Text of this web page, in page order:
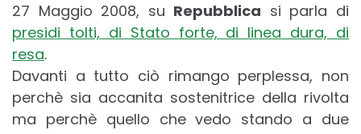
27 Maggio 2008, su Repubblica si parla di
presidi tolti, di Stato forte, di linea dura, di
resa.
Davanti a tutto ciò rimango perplessa, non
perchè sia accanita sostenitrice della rivolta
ma perchè quello che vedo stando a due